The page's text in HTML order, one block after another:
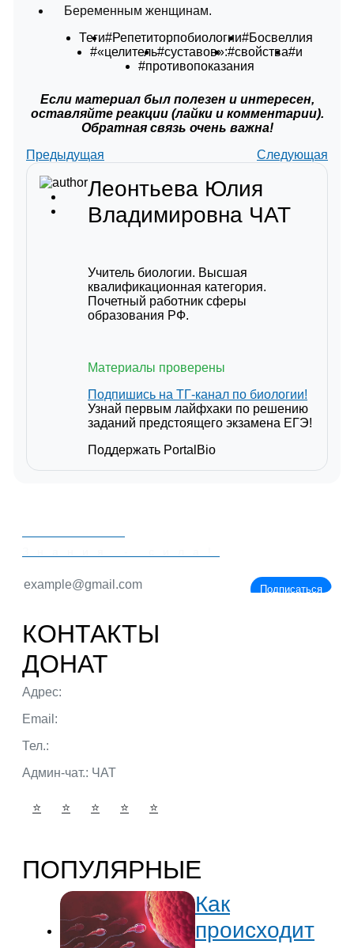
Беременным женщинам.
Теги#Репетиторпобиологии#Босвеллия
#«целитель#суставов»:#свойства#и
#противопоказания
Если материал был полезен и интересен,
оставляйте реакции (лайки и комментарии).
Обратная связь очень важна!
Предыдущая
Следующая
Леонтьева Юлия
Владимировна ЧАТ
Учитель биологии. Высшая
квалификационная категория.
Почетный работник сферы
образования РФ.
Материалы проверены
Подпишись на ТГ-канал по биологии!
Узнай первым лайфхаки по решению
заданий предстоящего экзамена ЕГЭ!
Поддержать PortalBio
Подписаться
КОНТАКТЫ
ДОНАТ
Адрес:
Email:
Тел.:
Админ-чат.: ЧАТ
⭐ ⭐ ⭐ ⭐ ⭐
ПОПУЛЯРНЫЕ
Как
происходит